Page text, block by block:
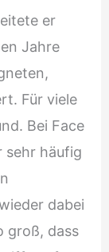
er
Jahre
Für viele
Bei Face
sehr häufig
dabei
groß, dass